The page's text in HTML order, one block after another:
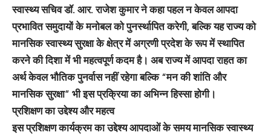
स्वास्थ्य सचिव डॉ. आर. राजेश कुमार ने कहा पहल न केवल आपदा
प्रभावित समुदायों के मनोबल को पुनर्स्थापित करेगी, बल्कि यह राज्य को
मानसिक स्वास्थ्य सुरक्षा के क्षेत्र में अग्रणी प्रदेश के रूप में स्थापित
करने की दिशा में भी महत्वपूर्ण कदम है। अब राज्य में आपदा राहत का
अर्थ केवल भौतिक पुनर्वास नहीं रहेगा बल्कि “मन की शांति और
मानसिक सुरक्षा” भी इस प्रक्रिया का अभिन्न हिस्सा होगी।
प्रशिक्षण का उद्देश्य और महत्व
इस प्रशिक्षण कार्यक्रम का उद्देश्य आपदाओं के समय मानसिक स्वास्थ्य